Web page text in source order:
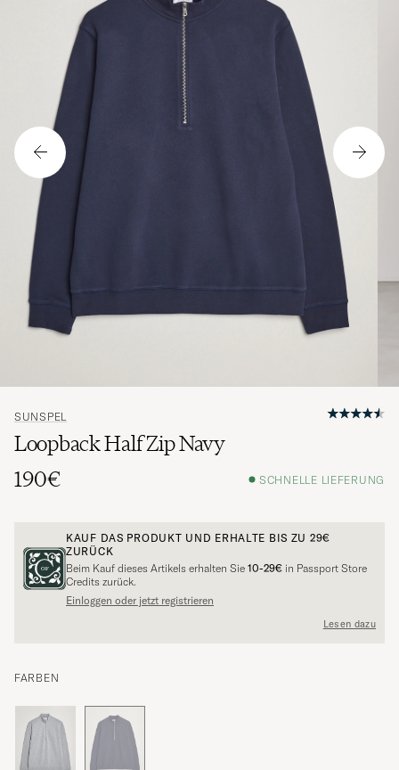
SUNSPEL
Loopback Half Zip Navy
190€
SCHNELLE LIEFERUNG
KAUF DAS PRODUKT UND ERHALTE BIS ZU 29€
ZURÜCK
Beim Kauf dieses Artikels erhalten Sie 10-29€ in Passport Store
Credits zurück.
Einloggen oder jetzt registrieren
Lesen dazu
FARBEN